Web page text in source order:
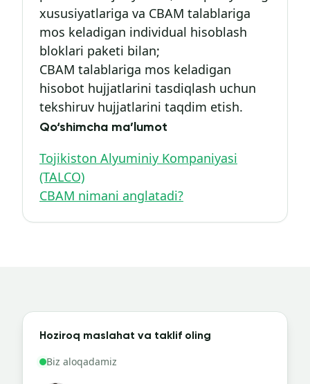
xususiyatlariga va CBAM talablariga
mos keladigan individual hisoblash
bloklari paketi bilan;
CBAM talablariga mos keladigan
hisobot hujjatlarini tasdiqlash uchun
tekshiruv hujjatlarini taqdim etish.
Qo‘shimcha ma’lumot
Tojikiston Alyuminiy Kompaniyasi
(TALCO)
CBAM nimani anglatadi?
Hoziroq maslahat va taklif oling
Biz aloqadamiz